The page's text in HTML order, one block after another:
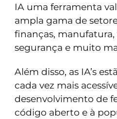
IA uma ferramenta
ampla gama de
finanças, manufatura,
segurança e muito
Além disso, as IA’s
cada vez mais
desenvolvimento de
código aberto e à